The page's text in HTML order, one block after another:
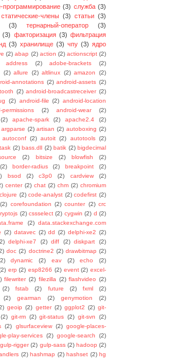
программирование (3) служба (3)
статические-члены (3) статьи (3)
(3) тернарный-оператор
(3)
(3) факторизация (3) фильтрация
(3) хранилище (3) чпу (3) ядро
(2) abap (2) action (2) actionscript (2)
address (2) adobe-brackets
(2)
(2) allure (2) altlinux (2) amazon
(2)
annotations (2) android-assets (2)
(2) android-broadcastreceiver (2)
(2) android-file (2) android-location
permissions (2) android-wear
(2)
(2) apache-spark (2) apache2.4
(2)
argparse (2) artisan (2) autoboxing (2)
autoconf (2) autoit (2) autotools (2)
(2) bass.dll (2) batik (2) bigdecimal
(2) bitsize (2) blowfish
(2)
(2) border-radius (2) breakpoint
(2)
bsod (2) c3p0 (2) cardview
(2)
center (2) chat (2) chm (2) chromium
clojure (2) code-analyst (2) codefirst (2)
(2) corefoundation (2) counter (2) crc
(2) cssselect (2) cygwin (2) d (2)
(2) data.stackexchange.com
(2) datavec (2) dd (2) delphi-xe2 (2)
delphi-xe7 (2) diff (2) diskpart
(2)
doc (2) doctrine2 (2) drawbitmap (2)
dynamic (2) eav (2) echo
(2)
erp (2) esp8266 (2) event (2) excel-
filewriter (2) filezilla (2) flashvideo (2)
(2) fstab (2) future (2) fxml
(2)
(2) gearman (2) genymotion
(2)
geoip (2) getter (2) ggplot2 (2) git-
(2) git-rm (2) git-status (2) git-svn
(2)
(2) glsurfaceview (2) google-places-
play-services (2) google-search
(2)
gulp-rigger (2) gulp-sass (2) hadoop (2)
(2) hashmap (2) hashset (2) hg